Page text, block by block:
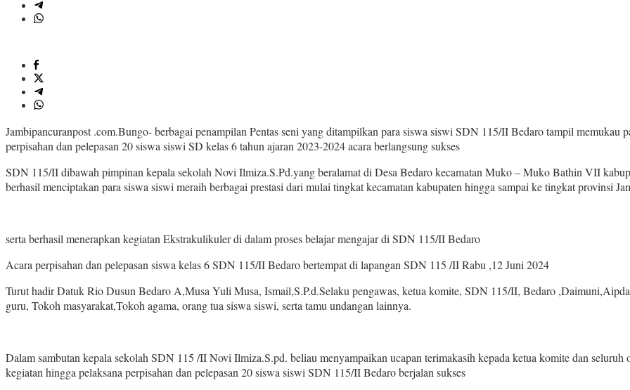
Jambipancuranpost .com.Bungo- berbagai penampilan Pentas seni yang ditampilkan para siswa siswi SDN 115/II Bedaro tampil memukau
perpisahan dan pelepasan 20 siswa siswi SD kelas 6 tahun ajaran 2023-2024 acara berlangsung sukses
SDN 115/II dibawah pimpinan kepala sekolah Novi Ilmiza.S.Pd.yang beralamat di Desa Bedaro kecamatan Muko – Muko Bathin VII
berhasil menciptakan para siswa siswi meraih berbagai prestasi dari mulai tingkat kecamatan kabupaten hingga sampai ke tingkat provinsi
serta berhasil menerapkan kegiatan Ekstrakulikuler di dalam proses belajar mengajar di SDN 115/II Bedaro
Acara perpisahan dan pelepasan siswa kelas 6 SDN 115/II Bedaro bertempat di lapangan SDN 115 /II Rabu ,12 Juni 2024
Turut hadir Datuk Rio Dusun Bedaro A,Musa Yuli Musa, Ismail,S.P.d.Selaku pengawas, ketua komite, SDN 115/II, Bedaro
guru, Tokoh masyarakat,Tokoh agama, orang tua siswa siswi, serta tamu undangan lainnya.
Dalam sambutan kepala sekolah SDN 115 /II Novi Ilmiza.S.pd. beliau menyampaikan ucapan terimakasih kepada ketua komite dan
kegiatan hingga pelaksana perpisahan dan pelepasan 20 siswa siswi SDN 115/II Bedaro berjalan sukses